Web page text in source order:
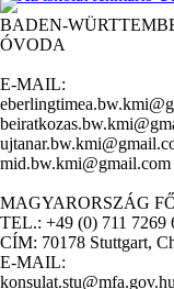
BADEN-
ÓVODA
E-MAIL:
mid.bw.kmi@gmail.com
MAGYARORSZÁG
TEL.: +49 (0) 711 7269
CÍM: 70178 Stuttgart,
E-MAIL:
konsulat.stu@mfa.gov.hu